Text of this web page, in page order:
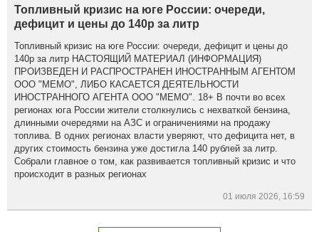
Топливный кризис на юге России: очереди,
дефицит и цены до 140р за литр
Топливный кризис на юге России: очереди, дефицит и цены до
140р за литр НАСТОЯЩИЙ МАТЕРИАЛ (ИНФОРМАЦИЯ)
ПРОИЗВЕДЕН И РАСПРОСТРАНЕН ИНОСТРАННЫМ АГЕНТОМ
ООО "МЕМО", ЛИБО КАСАЕТСЯ ДЕЯТЕЛЬНОСТИ
ИНОСТРАННОГО АГЕНТА ООО "МЕМО". 18+ В почти во всех
регионах юга России жители столкнулись с нехваткой бензина,
длинными очередями на АЗС и ограничениями на продажу
топлива. В одних регионах власти уверяют, что дефицита нет, в
других стоимость бензина уже достигла 140 рублей за литр.
Собрали главное о том, как развивается топливный кризис и что
происходит в разных регионах
01 июля 2026, 16:59